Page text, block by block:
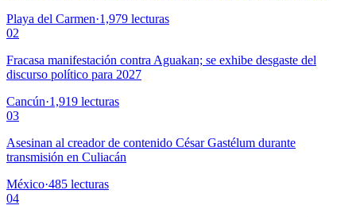
Playa del Carmen·1,979 lecturas
02
Fracasa manifestación contra Aguakan; se exhibe desgaste del
discurso político para 2027
Cancún·1,919 lecturas
03
Asesinan al creador de contenido César Gastélum durante
transmisión en Culiacán
México·485 lecturas
04